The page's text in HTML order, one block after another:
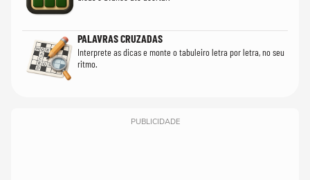
PALAVRAS CRUZADAS
Interprete as dicas e monte o tabuleiro letra por letra, no seu
ritmo.
PUBLICIDADE